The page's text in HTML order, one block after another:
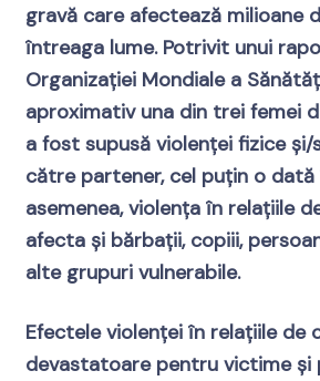
gravă care afectează milioane
întreaga lume. Potrivit unui
Organizației Mondiale a
aproximativ una din trei femei
a fost supusă violenței fizice și/
către partener, cel puțin o dată
asemenea, violența în relațiile
afecta și bărbații, copiii,
alte grupuri vulnerabile.
Efectele violenței în relațiile de
devastatoare pentru victime și